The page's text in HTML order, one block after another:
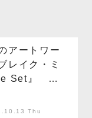
アートワー
レイク・ミ
Set』
Thu